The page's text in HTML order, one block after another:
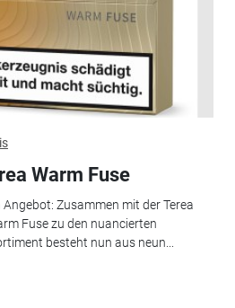
Warm Fuse
Zusammen mit der Terea
Fuse zu den nuancierten
besteht nun aus neun...